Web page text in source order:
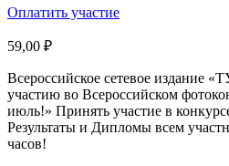
Оплатить участие
59,00 ₽
Всероссийское сетевое издание
участию во Всероссийском
июль!» Принять участие в
Результаты и Дипломы всем
часов!